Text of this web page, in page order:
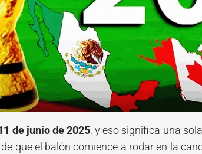
de junio de 2025, y eso significa una
que el balón comience a rodar en la